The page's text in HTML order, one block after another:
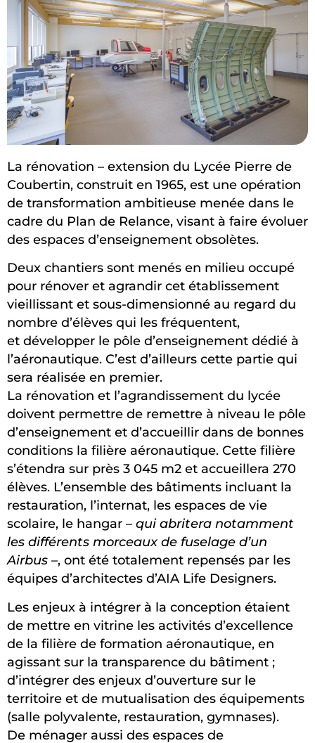
La rénovation – extension du Lycée Pierre de
Coubertin, construit en 1965, est une opération
de transformation ambitieuse menée dans le
cadre du Plan de Relance, visant à faire évoluer
des espaces d’enseignement obsolètes.
Deux chantiers sont menés en milieu occupé
pour rénover et agrandir cet établissement
vieillissant et sous-dimensionné au regard du
nombre d’élèves qui les fréquentent,
et développer le pôle d’enseignement dédié à
l’aéronautique. C’est d’ailleurs cette partie qui
sera réalisée en premier.
La rénovation et l’agrandissement du lycée
doivent permettre de remettre à niveau le pôle
d’enseignement et d’accueillir dans de bonnes
conditions la filière aéronautique. Cette filière
s’étendra sur près 3 045 m2 et accueillera 270
élèves. L’ensemble des bâtiments incluant la
restauration, l’internat, les espaces de vie
scolaire, le hangar – qui abritera notamment
les différents morceaux de fuselage d’un
Airbus –, ont été totalement repensés par les
équipes d’architectes d’AIA Life Designers.
Les enjeux à intégrer à la conception étaient
de mettre en vitrine les activités d’excellence
de la filière de formation aéronautique, en
agissant sur la transparence du bâtiment ;
d’intégrer des enjeux d’ouverture sur le
territoire et de mutualisation des équipements
(salle polyvalente, restauration, gymnases).
De ménager aussi des espaces de